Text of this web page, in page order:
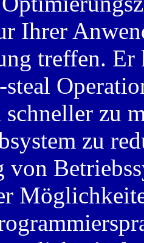
Ihrer
treffen.
steal
schneller zu
zu
von